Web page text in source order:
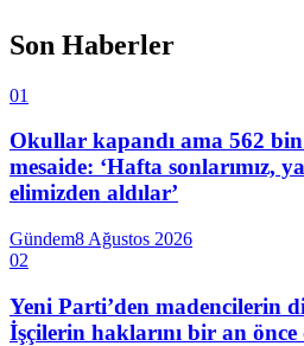
Son Haberler
01
Okullar kapandı ama 562
mesaide: ‘Hafta sonlarımız,
elimizden aldılar’
Gündem8 Ağustos 2026
02
Yeni Parti’den madencilerin
İşçilerin haklarını bir an önce